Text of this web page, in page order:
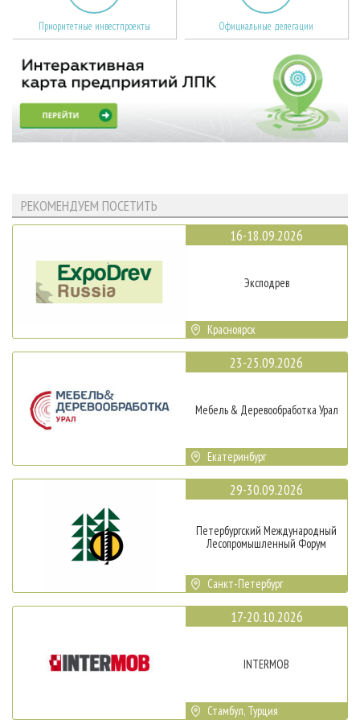
Приоритетные инвестпроекты Официальные делегации
РЕКОМЕНДУЕМ ПОСЕТИТЬ
16-18.09.2026
Эксподрев
Красноярск
23-25.09.2026
Мебель & Деревообработка Урал
Екатеринбург
29-30.09.2026
Петербургский Международный
Лесопромышленный Форум
Санкт-Петербург
17-20.10.2026
INTERMOB
Стамбул, Турция